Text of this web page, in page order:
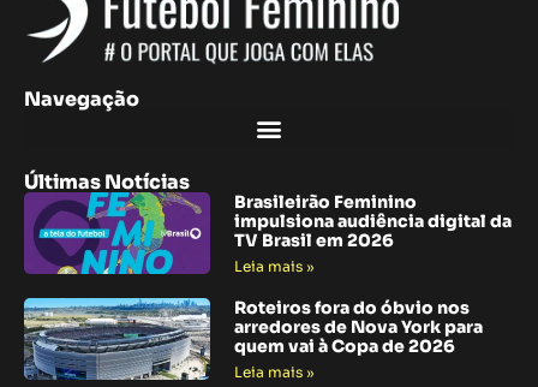
Navegação
Últimas Notícias
Brasileirão Feminino
impulsiona audiência digital da
TV Brasil em 2026
Leia mais »
Roteiros fora do óbvio nos
arredores de Nova York para
quem vai à Copa de 2026
Leia mais »